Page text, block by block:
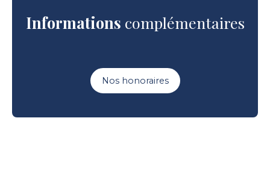
Informations complémentaires
Nos honoraires